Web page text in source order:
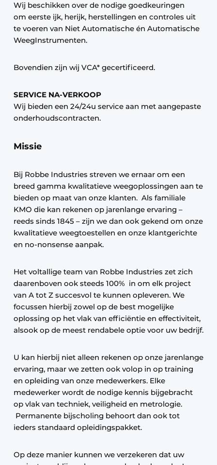
Wij beschikken over de nodige goedkeuringen
om eerste ijk, herijk, herstellingen en controles uit
te voeren van Niet Automatische én Automatische
WeegInstrumenten.
Bovendien zijn wij VCA* gecertificeerd.
SERVICE NA-VERKOOP
Wij bieden een 24/24u service aan met aangepaste
onderhoudscontracten.
Missie
Bij Robbe Industries streven we ernaar om een
breed gamma kwalitatieve weegoplossingen aan te
bieden op maat van onze klanten. Als familiale
KMO die kan rekenen op jarenlange ervaring –
reeds sinds 1845 – zijn we dan ook gekend om onze
kwalitatieve weegtoestellen en onze klantgerichte
en no-nonsense aanpak.
Het voltallige team van Robbe Industries zet zich
daarenboven ook steeds 100% in om elk project
van A tot Z succesvol te kunnen opleveren. We
focussen hierbij zowel op de best mogelijke
oplossing op het vlak van efficiëntie en effectiviteit,
alsook op de meest rendabele optie voor uw bedrijf.
U kan hierbij niet alleen rekenen op onze jarenlange
ervaring, maar we zetten ook volop in op training
en opleiding van onze medewerkers. Elke
medewerker wordt de nodige kennis bijgebracht
op vlak van techniek, veiligheid en metrologie.
Permanente bijscholing behoort dan ook tot
ieders standaard opleidingspakket.
Op deze manier kunnen we verzekeren dat uw